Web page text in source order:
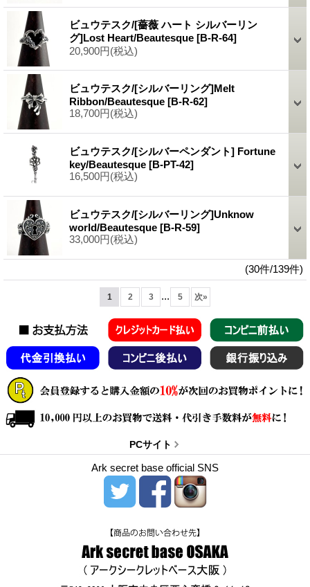
ビュウテスク/[薔薇 ハート シルバーリン
グ]Lost Heart/Beautesque [B-R-64]
20,900円(税込)
ビュウテスク/[シルバーリング]Melt
Ribbon/Beautesque [B-R-62]
18,700円(税込)
ビュウテスク/[シルバーペンダント] Fortune
key/Beautesque [B-PT-42]
16,500円(税込)
ビュウテスク/[シルバーリング]Unknow
world/Beautesque [B-R-59]
33,000円(税込)
(30件/139件)
1 2 3 ... 5 次»
PCサイト
Ark secret base official SNS